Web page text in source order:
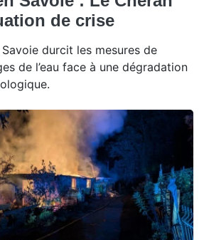
de crise
durcit les mesures de
de l’eau face à une dégradation